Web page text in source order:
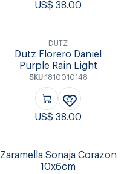
US$38.00
DUTZ
Dutz Florero Daniel
Purple Rain Light
SKU:1810010148
US$38.00
Zaramella Sonaja Corazon
10x6cm